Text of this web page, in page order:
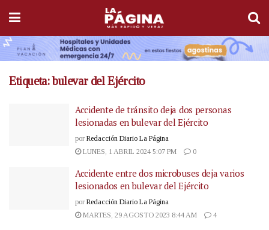
Etiqueta:bulevar del Ejército
Accidente de tránsito deja dos personas
lesionadas en bulevar del Ejército
por Redacción Diario La Página
LUNES, 1 ABRIL 2024 5:07 PM
0
Accidente entre dos microbuses deja varios
lesionados en bulevar del Ejército
por Redacción Diario La Página
MARTES, 29 AGOSTO 2023 8:44 AM
4